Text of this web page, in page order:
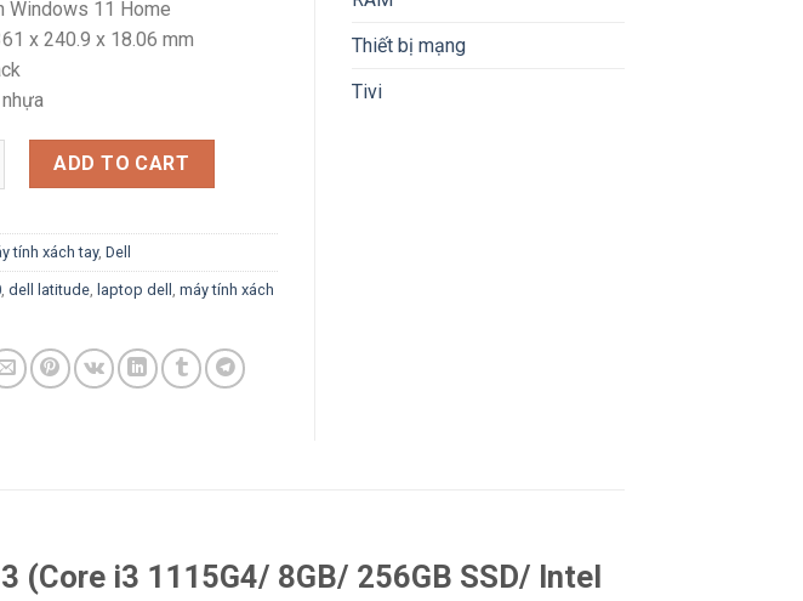
Windows 11 Home
x 240.9 x 18.06 mm
tay Dell Latitude 3520, i3-1115G4, 8GB, 256GB SSD, Intel UHD Graphics, 15.6" HD, 3C 41Wh,
ADD TO CART
tính xách tay, Dell
, dell latitude, laptop dell , máy tính xách
Thiết bị mạng
Tivi
i3 1115G4/ 8GB/ 256GB SSD/ Intel